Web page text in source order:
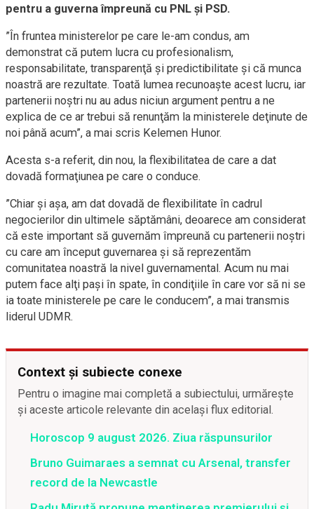
pentru a guverna împreună cu PNL şi PSD.
”În fruntea ministerelor pe care le-am condus, am
demonstrat că putem lucra cu profesionalism,
responsabilitate, transparenţă şi predictibilitate şi că munca
noastră are rezultate. Toată lumea recunoaşte acest lucru, iar
partenerii noştri nu au adus niciun argument pentru a ne
explica de ce ar trebui să renunţăm la ministerele deţinute de
noi până acum”, a mai scris Kelemen Hunor.
Acesta s-a referit, din nou, la flexibilitatea de care a dat
dovadă formaţiunea pe care o conduce.
”Chiar şi aşa, am dat dovadă de flexibilitate în cadrul
negocierilor din ultimele săptămâni, deoarece am considerat
că este important să guvernăm împreună cu partenerii noştri
cu care am început guvernarea şi să reprezentăm
comunitatea noastră la nivel guvernamental. Acum nu mai
putem face alţi paşi în spate, în condiţiile în care vor să ni se
ia toate ministerele pe care le conducem”, a mai transmis
liderul UDMR.
Context și subiecte conexe
Pentru o imagine mai completă a subiectului, urmărește
și aceste articole relevante din același flux editorial.
Horoscop 9 august 2026. Ziua răspunsurilor
Bruno Guimaraes a semnat cu Arsenal, transfer
record de la Newcastle